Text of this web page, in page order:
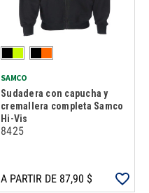
SAMCO
Sudadera con capucha y
cremallera completa Samco
Hi-Vis
8425
A PARTIR DE 87,90 $